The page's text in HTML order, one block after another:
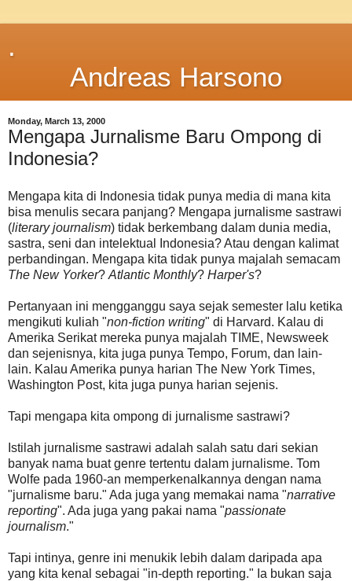
.
Andreas Harsono
Monday, March 13, 2000
Mengapa Jurnalisme Baru Ompong di
Indonesia?
Mengapa kita di Indonesia tidak punya media di mana kita
bisa menulis secara panjang? Mengapa jurnalisme sastrawi
(literary journalism) tidak berkembang dalam dunia media,
sastra, seni dan intelektual Indonesia? Atau dengan kalimat
perbandingan. Mengapa kita tidak punya majalah semacam
The New Yorker? Atlantic Monthly? Harper's?
Pertanyaan ini mengganggu saya sejak semester lalu ketika
mengikuti kuliah "non-fiction writing" di Harvard. Kalau di
Amerika Serikat mereka punya majalah TIME, Newsweek
dan sejenisnya, kita juga punya Tempo, Forum, dan lain-
lain. Kalau Amerika punya harian The New York Times,
Washington Post, kita juga punya harian sejenis.
Tapi mengapa kita ompong di jurnalisme sastrawi?
Istilah jurnalisme sastrawi adalah salah satu dari sekian
banyak nama buat genre tertentu dalam jurnalisme. Tom
Wolfe pada 1960-an memperkenalkannya dengan nama
"jurnalisme baru." Ada juga yang memakai nama "narrative
reporting". Ada juga yang pakai nama "passionate
journalism."
Tapi intinya, genre ini menukik lebih dalam daripada apa
yang kita kenal sebagai "in-depth reporting." Ia bukan saja